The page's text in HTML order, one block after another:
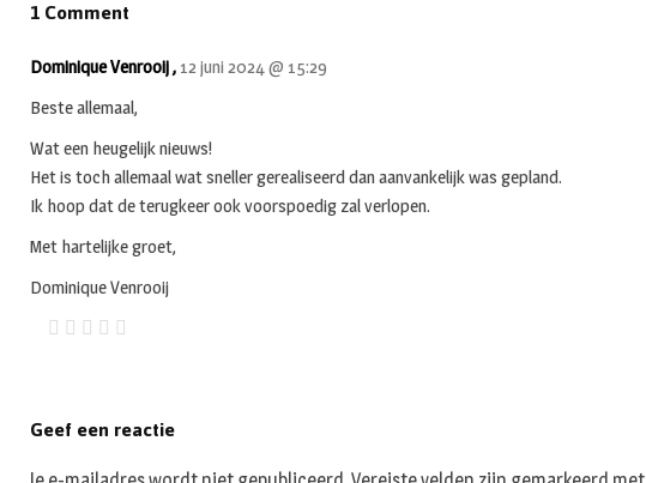
1 Comment
Dominique Venrooij , 12 juni 2024 @ 15:29
Beste allemaal,
Wat een heugelijk nieuws!
Het is toch allemaal wat sneller gerealiseerd dan aanvankelijk was gepland.
Ik hoop dat de terugkeer ook voorspoedig zal verlopen.
Met hartelijke groet,
Dominique Venrooij
Geef een reactie